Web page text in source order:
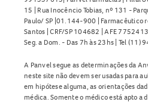
15 | Rua Inocêncio Tobias, nº 131 -
Paulo/ SP |01.144-900 | Farmacêutico
Santos | CRF/SP 104682 | AFE
Seg. a Dom. - Das 7h às 23hs | Tel (11)
A Panvel segue as determinações da
neste site não devem ser usadas para
em hipótese alguma, as orientações
médica. Somente o médico está apto a